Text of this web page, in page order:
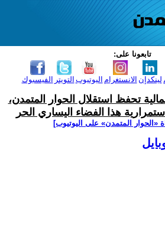
تابعونا على:
الفيسبوك التويتر اليوتيوب الانستغرام لينكدإن
تحفظ استقلال الحوار المتمدن،
هذا الفضاء اليساري الحر
‫«الحوار المتمدن» على اليوتيوب]